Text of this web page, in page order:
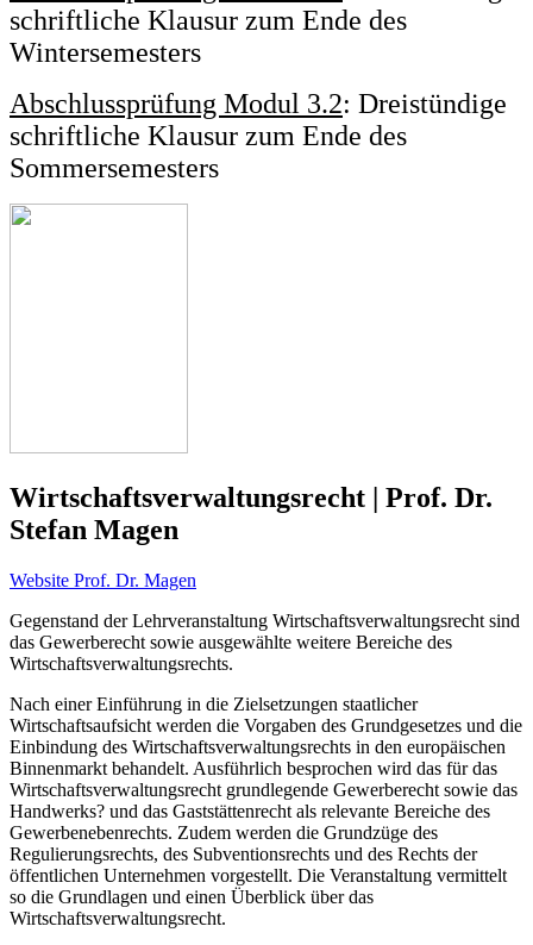
schriftliche Klausur zum Ende des
Wintersemesters
Abschlussprüfung Modul 3.2: Dreistündige
schriftliche Klausur zum Ende des
Sommersemesters
Wirtschaftsverwaltungsrecht | Prof. Dr.
Stefan Magen
Website Prof. Dr. Magen
Gegenstand der Lehrveranstaltung Wirtschaftsverwaltungsrecht sind
das Gewerberecht sowie ausgewählte weitere Bereiche des
Wirtschaftsverwaltungsrechts.
Nach einer Einführung in die Zielsetzungen staatlicher
Wirtschaftsaufsicht werden die Vorgaben des Grundgesetzes und die
Einbindung des Wirtschaftsverwaltungsrechts in den europäischen
Binnenmarkt behandelt. Ausführlich besprochen wird das für das
Wirtschaftsverwaltungsrecht grundlegende Gewerberecht sowie das
Handwerks? und das Gaststättenrecht als relevante Bereiche des
Gewerbenebenrechts. Zudem werden die Grundzüge des
Regulierungsrechts, des Subventionsrechts und des Rechts der
öffentlichen Unternehmen vorgestellt. Die Veranstaltung vermittelt
so die Grundlagen und einen Überblick über das
Wirtschaftsverwaltungsrecht.